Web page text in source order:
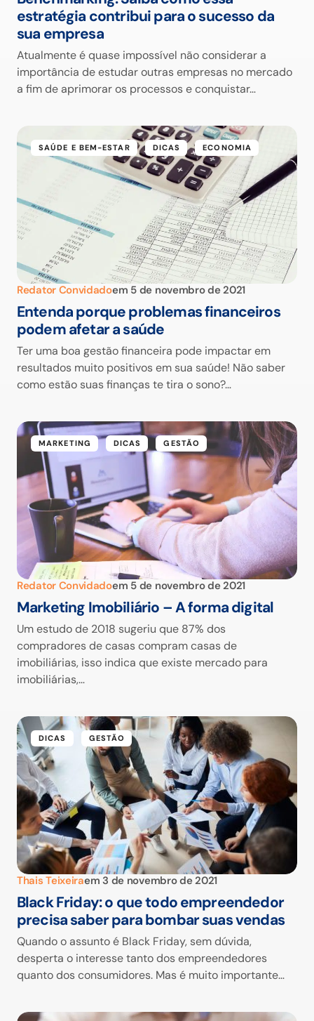
estratégia contribui para o sucesso da
sua empresa
Atualmente é quase impossível não considerar a
importância de estudar outras empresas no mercado
a fim de aprimorar os processos e conquistar…
SAÚDE E BEM-ESTAR DICAS ECONOMIA
Redator Convidadoem 5 de novembro de 2021
Entenda porque problemas financeiros
podem afetar a saúde
Ter uma boa gestão financeira pode impactar em
resultados muito positivos em sua saúde! Não saber
como estão suas finanças te tira o sono?…
MARKETING DICAS GESTÃO
Redator Convidadoem 5 de novembro de 2021
Marketing Imobiliário – A forma digital
Um estudo de 2018 sugeriu que 87% dos
compradores de casas compram casas de
imobiliárias, isso indica que existe mercado para
imobiliárias,…
DICAS GESTÃO
Thais Teixeiraem 3 de novembro de 2021
Black Friday: o que todo empreendedor
precisa saber para bombar suas vendas
Quando o assunto é Black Friday, sem dúvida,
desperta o interesse tanto dos empreendedores
quanto dos consumidores. Mas é muito importante…